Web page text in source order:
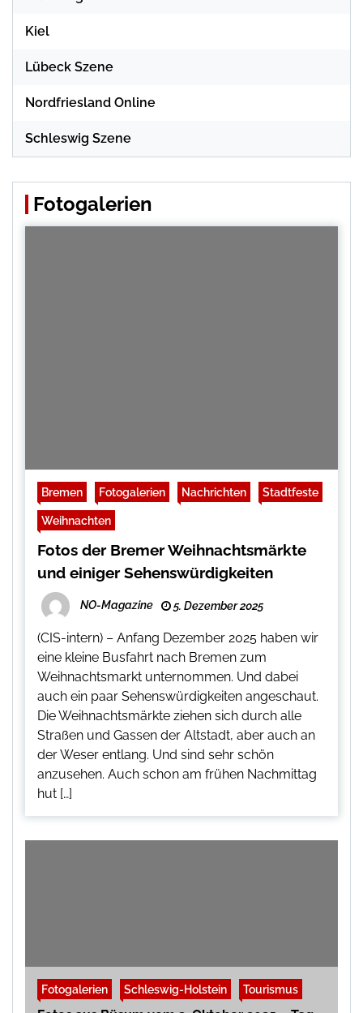
Kiel
Lübeck Szene
Nordfriesland Online
Schleswig Szene
Fotogalerien
Bremen Fotogalerien Nachrichten Stadtfeste
Weihnachten
Fotos der Bremer Weihnachtsmärkte
und einiger Sehenswürdigkeiten
NO-Magazine 5. Dezember 2025
(CIS-intern) – Anfang Dezember 2025 haben wir
eine kleine Busfahrt nach Bremen zum
Weihnachtsmarkt unternommen. Und dabei
auch ein paar Sehenswürdigkeiten angeschaut.
Die Weihnachtsmärkte ziehen sich durch alle
Straßen und Gassen der Altstadt, aber auch an
der Weser entlang. Und sind sehr schön
anzusehen. Auch schon am frühen Nachmittag
hut […]
Fotogalerien Schleswig-Holstein Tourismus